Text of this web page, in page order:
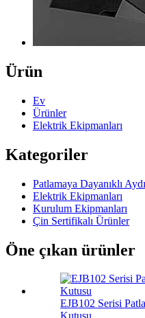
Ürün
Ev
Ürünler
Elektrik Ekipmanları
Kategoriler
Patlamaya Dayanıklı
Elektrik Ekipmanları
Kurulum Ekipmanları
Çin Sertifikalı Ürünler
Öne çıkan ürünler
EJB102 Serisi